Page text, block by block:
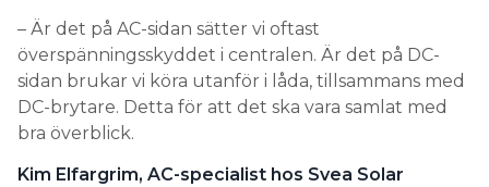
– Är det på AC-sidan sätter vi oftast
överspänningsskyddet i centralen. Är det på DC-
sidan brukar vi köra utanför i låda, tillsammans med
DC-brytare. Detta för att det ska vara samlat med
bra överblick.
Kim Elfargrim, AC-specialist hos Svea Solar